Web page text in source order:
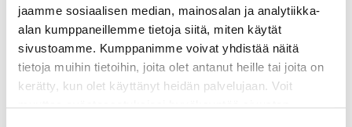
jaamme sosiaalisen median, mainosalan ja analytiikka-
alan kumppaneillemme tietoja siitä, miten käytät
sivustoamme. Kumppanimme voivat yhdistää näitä
tietoja muihin tietoihin, joita olet antanut heille tai joita on
kerätty, kun olet käyttänyt heidän palvelujaan. Voit
muuttaa evästeasetuksiesi hyväksyntää sivuston
Digitaidot eväinä verkko-
opetuksessa ja -opiskelussa
Valmentavan koulutuksen verkkototeutus
mahdollistaa uudenlaisen digitaalisen ja